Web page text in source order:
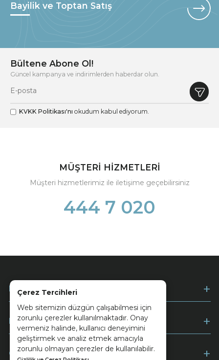
Çerez Tercihleri
Web sitemizin düzgün çalışabilmesi için
zorunlu çerezler kullanılmaktadır. Onay
vermeniz halinde, kullanıcı deneyimini
geliştirmek ve analiz etmek amacıyla
zorunlu olmayan çerezler de kullanılabilir.
Bayilik ve Toptan Satış
Bültene Abone Ol!
Güncel kampanya ve indirimlerden haberdar olun.
KVKK Politikası'nı okudum kabul ediyorum.
MÜŞTERİ HİZMETLERİ
Müşteri hizmetlerimiz ile iletişime geçebilirsiniz
444 7 020
Kurumsal
Müşteri Hizmetleri
Ödeme